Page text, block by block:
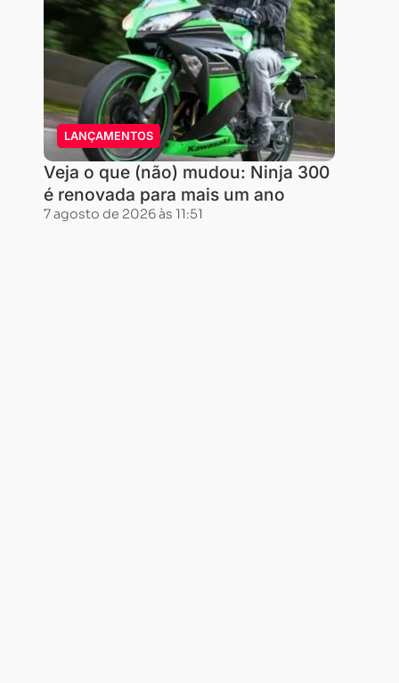
afirma
Amauri
Basilio,
gerente
comercial
da
empresa.
“nós
vamos
LANÇAMENTOS
Veja o que (não) mudou: Ninja 300
é renovada para mais um ano
7 agosto de 2026 às 11:51